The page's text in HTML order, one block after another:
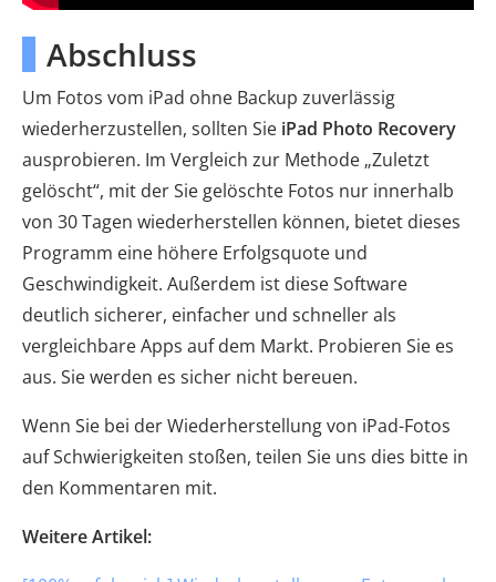
Abschluss
Um Fotos vom iPad ohne Backup zuverlässig
wiederherzustellen, sollten Sie iPad Photo Recovery
ausprobieren. Im Vergleich zur Methode „Zuletzt
gelöscht“, mit der Sie gelöschte Fotos nur innerhalb
von 30 Tagen wiederherstellen können, bietet dieses
Programm eine höhere Erfolgsquote und
Geschwindigkeit. Außerdem ist diese Software
deutlich sicherer, einfacher und schneller als
vergleichbare Apps auf dem Markt. Probieren Sie es
aus. Sie werden es sicher nicht bereuen.
Wenn Sie bei der Wiederherstellung von iPad-Fotos
auf Schwierigkeiten stoßen, teilen Sie uns dies bitte in
den Kommentaren mit.
Weitere Artikel: